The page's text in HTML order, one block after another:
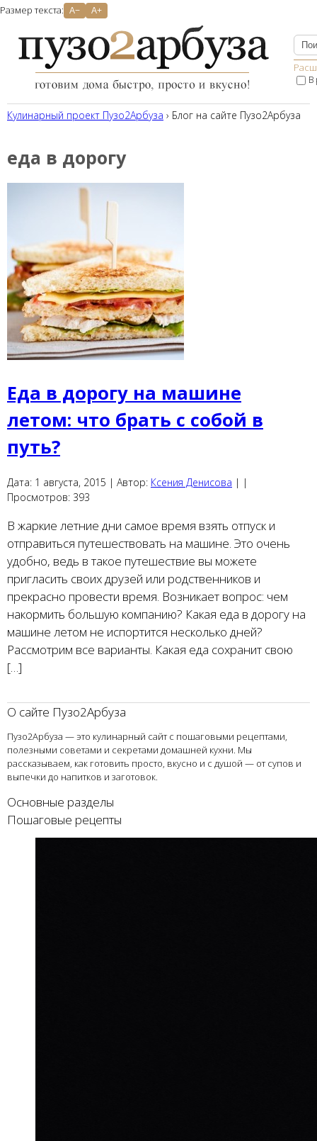
Размер текста: A− A+
В
Кулинарный проект Пузо2Aрбуза › Блог на сайте Пузо2Арбуза
еда в дорогу
Еда в дорогу на машине
летом: что брать с собой в
путь?
Дата: 1 августа, 2015 | Автор: Ксения Денисова | |
Просмотров: 393
В жаркие летние дни самое время взять отпуск и
отправиться путешествовать на машине. Это очень
удобно, ведь в такое путешествие вы можете
пригласить своих друзей или родственников и
прекрасно провести время. Возникает вопрос: чем
накормить большую компанию? Какая еда в дорогу на
машине летом не испортится несколько дней?
Рассмотрим все варианты. Какая еда сохранит свою
[…]
О сайте Пузо2Арбуза
Пузо2Арбуза — это кулинарный сайт с пошаговыми рецептами,
полезными советами и секретами домашней кухни. Мы
рассказываем, как готовить просто, вкусно и с душой — от супов и
выпечки до напитков и заготовок.
Основные разделы
Пошаговые рецепты